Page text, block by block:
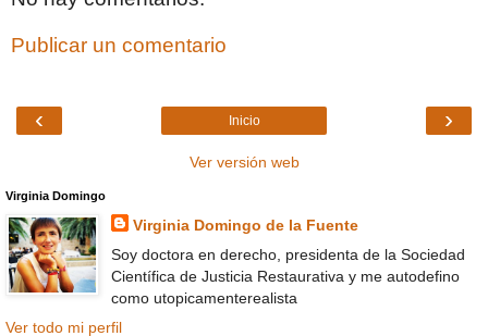
Publicar un comentario
‹ ›
Inicio
Ver versión web
Virginia Domingo
Virginia Domingo de la Fuente
Soy doctora en derecho, presidenta de la Sociedad
Científica de Justicia Restaurativa y me autodefino
como utopicamenterealista
Ver todo mi perfil